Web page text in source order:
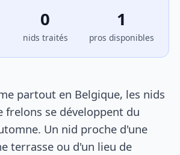
0
nids traités
1
pros disponibles
partout en Belgique, les nids
frelons se développent du
Un nid proche d'une
terrasse ou d'un lieu de